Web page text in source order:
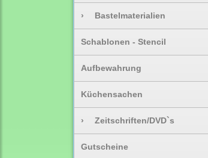
› Bastelmaterialien
Schablonen - Stencil
Aufbewahrung
Küchensachen
› Zeitschriften/DVD`s
Gutscheine